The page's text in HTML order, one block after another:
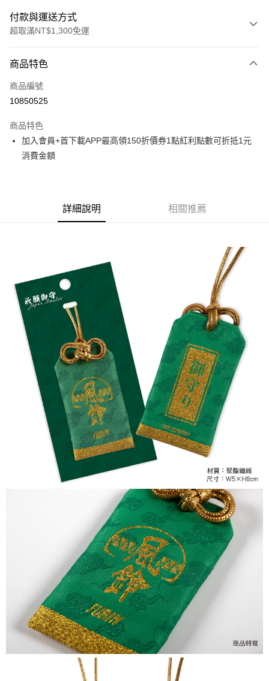
付款與運送方式
超取滿NT$1,300免運
信用卡一次付款
超商取貨付款
Apple Pay
悠遊付
全家取貨付款
每筆NT$65，滿NT$1,300(含以上)免運費
付款後全家取貨
每筆NT$65，滿NT$1,300(含以上)免運費
(不開放使用，請勿選取）
每筆NT$9,999
7-11取貨付款
每筆NT$65，滿NT$1,300(含以上)免運費
付款後7-11取貨
每筆NT$65，滿NT$1,300(含以上)免運費
宅配-木棉花樂園專用
每筆NT$100，滿NT$1,300(含以上)免運費
宅配-離島(澎湖/金門/馬祖)-木棉花樂園專用
商品特色
商品編號
10850525
商品特色
加入會員+首下載APP最高領150折價券1點紅利點數可折抵1元
消費金額
詳細說明 相關推薦